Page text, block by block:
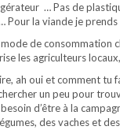
… Pas de
Pour la viande je
mode de
les agriculteurs
ah oui et comment tu
un peu pour
d’être à la
des vaches et